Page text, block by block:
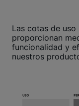
Las cotas de
proporcionan
funcionalidad y
nuestros